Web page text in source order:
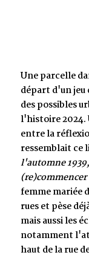
Une parcelle
départ d'un
des possibles
l'histoire
entre la
ressemblait ce
l'automne
(re)commencer
femme mariée
rues et pèse
mais aussi les
notamment
haut de la rue